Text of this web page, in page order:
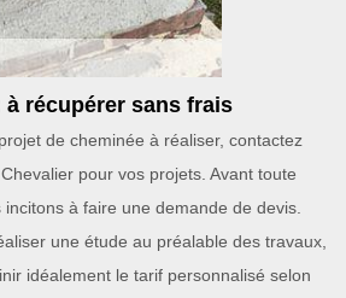
à récupérer sans frais
de cheminée à réaliser, contactez
pour vos projets. Avant toute
à faire une demande de devis.
une étude au préalable des travaux,
idéalement le tarif personnalisé selon